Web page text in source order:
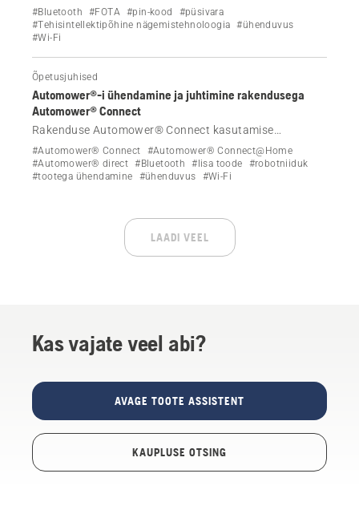
juhtmevabad ühendused, milliseid andmeid jagatakse ja
millised on head tavad, et kaitsta oma robotniidukit
häkkimise eest.
#Bluetooth #FOTA #pin-kood
#püsivara
#Tehisintellektipõhine nägemistehnoloogia
#ühenduvus
#Wi-Fi
Õpetusjuhised
Automower®-i ühendamine ja juhtimine rakendusega
Automower® Connect
Rakenduse Automower® Connect kasutamise
alustamine. Siit saate teada, kuidas Bluetoothi, Wi-Fi või
mobiilsidevõrgu kaudu tööks vajalikku alla laadida ning
kuidas robotniidukit ühendada ja kaugjuhtimise teel
#Automower® Connect
#Automower® Connect@Home
#Automower® direct #Bluetooth #lisa toode
#robotniiduk
#tootega ühendamine
#ühenduvus #Wi-Fi
LAADI VEEL
Kas vajate veel abi?
AVAGE TOOTE ASSISTENT
KAUPLUSE OTSING